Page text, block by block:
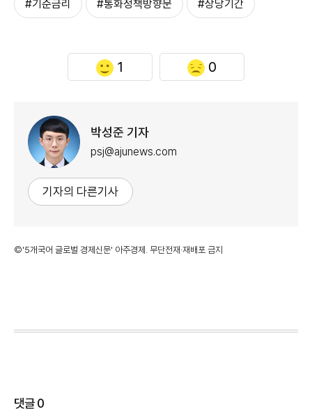
#기준금리 #통화정책방향문 #상당기간
1 0
박성준 기자
psj@ajunews.com
기자의 다른기사
©'5개국어 글로벌 경제신문' 아주경제. 무단전재·재배포 금지
댓글0